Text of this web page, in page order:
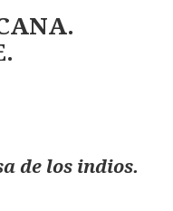
de los indios.